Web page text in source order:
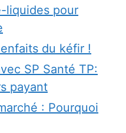
liquides pour
du kéfir !
SP Santé TP:
payant
: Pourquoi